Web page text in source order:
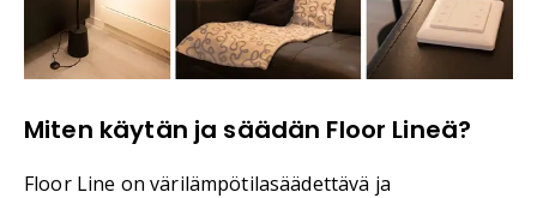
Miten käytän ja säädän Floor Lineä?
Floor Line on värilämpötilasäädettävä ja